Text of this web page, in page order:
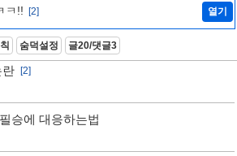
ㅋ!! [2] 열기
숨덕설정 글20/댓글3
란
[2]
승에 대응하는법